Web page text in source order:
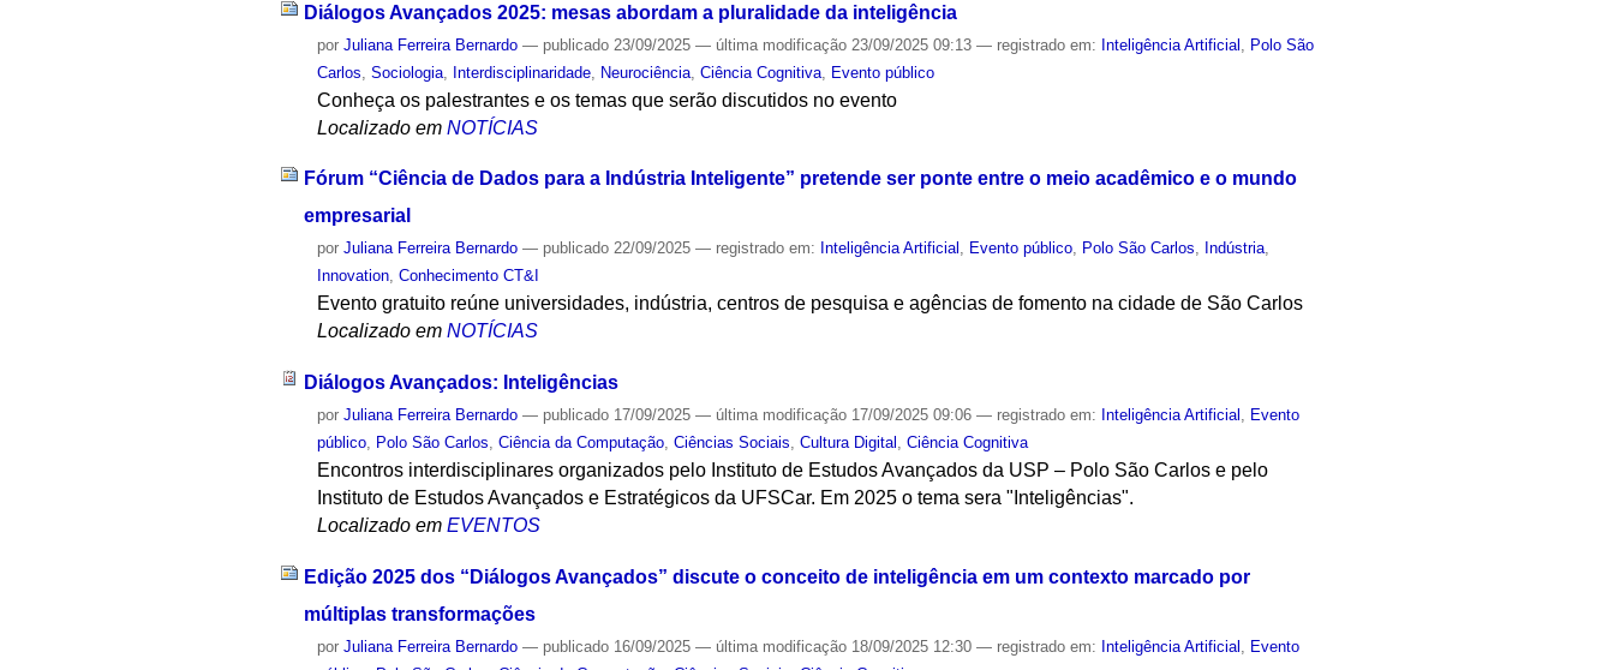
Diálogos Avançados 2025: mesas abordam a pluralidade da inteligência
porJuliana Ferreira Bernardo — publicado 23/09/2025— última modificação 23/09/2025 09:13— registrado em: Inteligência Artificial
Polo São
Carlos ,Sociologia Interdisciplinaridade Neurociência ,Ciência Cognitiva Evento público
Conheça os palestrantes e os temas que serão discutidos no evento
Localizado em NOTÍCIAS
Fórum “Ciência de Dados para a Indústria Inteligente” pretende ser ponte entre o meio acadêmico e o mundo
empresarial
porJuliana Ferreira Bernardo — publicado 22/09/2025— registrado em: Inteligência Artificial , Evento público, Polo São Carlos, Indústria,
Innovation,Conhecimento CT&I
Evento gratuito reúne universidades, indústria, centros de pesquisa e agências de fomento na cidade de São Carlos
Localizado em NOTÍCIAS
Diálogos Avançados: Inteligências
porJuliana Ferreira Bernardo — publicado 17/09/2025— última modificação 17/09/2025 09:06— registrado em: Inteligência Artificial
Evento
público
Polo São Carlos ,Ciência da Computação ,Ciências Sociais ,Cultura Digital ,Ciência Cognitiva
Encontros interdisciplinares organizados pelo Instituto de Estudos Avançados da USP – Polo São Carlos e pelo
Instituto de Estudos Avançados e Estratégicos da UFSCar. Em 2025 o tema sera "Inteligências".
Localizado em EVENTOS
Edição 2025 dos “Diálogos Avançados” discute o conceito de inteligência em um contexto marcado por
múltiplas transformações
porJuliana Ferreira Bernardo — publicado 16/09/2025— última modificação 18/09/2025 12:30— registrado em: Inteligência Artificial
Evento